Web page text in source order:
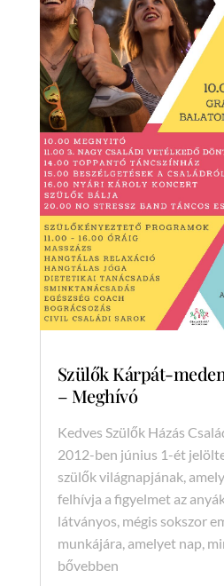
Szülők Kárpát-
– Meghívó
Kedves Szülők Házás
2012-ben június 1-ét
szülők világnapjának,
felhívja a figyelmet az
látványos, mégis sokszor
munkájára, amelyet nap,
bővebben